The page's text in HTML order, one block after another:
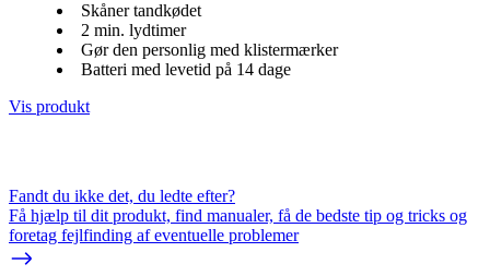
Skåner tandkødet
2 min. lydtimer
Gør den personlig med klistermærker
Batteri med levetid på 14 dage
Vis produkt
Fandt du ikke det, du ledte efter?
Få hjælp til dit produkt, find manualer, få de bedste tip og tricks og
foretag fejlfinding af eventuelle problemer